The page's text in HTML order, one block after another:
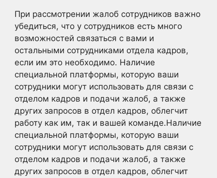
При рассмотрении жалоб сотрудников важно
убедиться, что у сотрудников есть много
возможностей связаться с вами и
остальными сотрудниками отдела кадров,
если им это необходимо. Наличие
специальной платформы, которую ваши
сотрудники могут использовать для связи с
отделом кадров и подачи жалоб, а также
других запросов в отдел кадров, облегчит
работу как им, так и вашей команде.Наличие
специальной платформы, которую ваши
сотрудники могут использовать для связи с
отделом кадров и подачи жалоб, а также
других запросов в отдел кадров, облегчит